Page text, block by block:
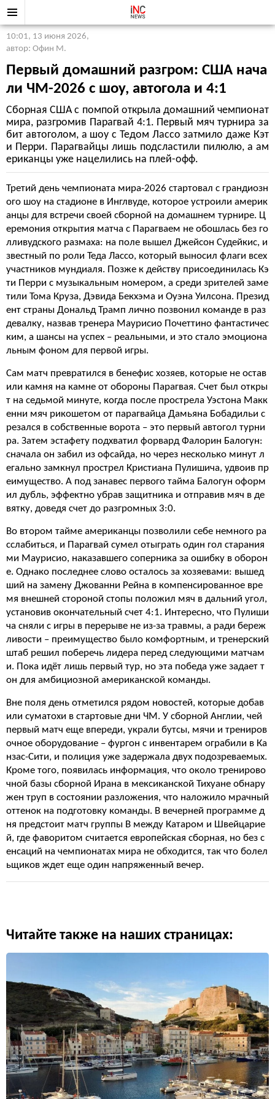
10:01, 13 июня 2026,
автор: Офин М.
Первый домашний разгром: США нача
ли ЧМ-2026 с шоу, автогола и 4:1
Сборная США с помпой открыла домашний чемпионат
мира, разгромив Парагвай 4:1. Первый мяч турнира за
бит автоголом, а шоу с Тедом Лассо затмило даже Кэт
и Перри. Парагвайцы лишь подсластили пилюлю, а ам
ериканцы уже нацелились на плей-офф.
Третий день чемпионата мира-2026 стартовал с грандиозн
ого шоу на стадионе в Инглвуде, которое устроили америк
анцы для встречи своей сборной на домашнем турнире. Ц
еремония открытия матча с Парагваем не обошлась без го
лливудского размаха: на поле вышел Джейсон Судейкис, и
звестный по роли Теда Лассо, который выносил флаги всех
участников мундиаля. Позже к действу присоединилась Кэ
ти Перри с музыкальным номером, а среди зрителей заме
тили Тома Круза, Дэвида Бекхэма и Оуэна Уилсона. Презид
ент страны Дональд Трамп лично позвонил команде в раз
девалку, назвав тренера Маурисио Почеттино фантастичес
ким, а шансы на успех – реальными, и это стало эмоциона
льным фоном для первой игры.
Сам матч превратился в бенефис хозяев, которые не остав
или камня на камне от обороны Парагвая. Счет был откры
т на седьмой минуте, когда после прострела Уэстона Макк
енни мяч рикошетом от парагвайца Дамьяна Бобадильи с
резался в собственные ворота – это первый автогол турни
ра. Затем эстафету подхватил форвард Фалорин Балогун:
сначала он забил из офсайда, но через несколько минут л
егально замкнул прострел Кристиана Пулишича, удвоив пр
еимущество. А под занавес первого тайма Балогун оформ
ил дубль, эффектно убрав защитника и отправив мяч в де
вятку, доведя счет до разгромных 3:0.
Во втором тайме американцы позволили себе немного ра
сслабиться, и Парагвай сумел отыграть один гол старания
ми Маурисио, наказавшего соперника за ошибку в оборон
е. Однако последнее слово осталось за хозяевами: вышед
ший на замену Джованни Рейна в компенсированное вре
мя внешней стороной стопы положил мяч в дальний угол,
установив окончательный счет 4:1. Интересно, что Пулиши
ча сняли с игры в перерыве не из-за травмы, а ради береж
ливости – преимущество было комфортным, и тренерский
штаб решил поберечь лидера перед следующими матчам
и. Пока идёт лишь первый тур, но эта победа уже задает т
он для амбициозной американской команды.
Вне поля день отметился рядом новостей, которые добав
или суматохи в стартовые дни ЧМ. У сборной Англии, чей
первый матч еще впереди, украли бутсы, мячи и трениров
очное оборудование – фургон с инвентарем ограбили в Ка
нзас-Сити, и полиция уже задержала двух подозреваемых.
Кроме того, появилась информация, что около тренирово
чной базы сборной Ирана в мексиканской Тихуане обнару
жен труп в состоянии разложения, что наложило мрачный
оттенок на подготовку команды. В вечерней программе д
ня предстоит матч группы B между Катаром и Швейцарие
й, где фаворитом считается европейская сборная, но без с
енсаций на чемпионатах мира не обходится, так что болел
ьщиков ждет еще один напряженный вечер.
Читайте также на наших страницах: